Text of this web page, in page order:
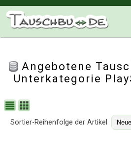
Angebotene
Unterkategorie
Sortier-Reihenfolge der Artikel